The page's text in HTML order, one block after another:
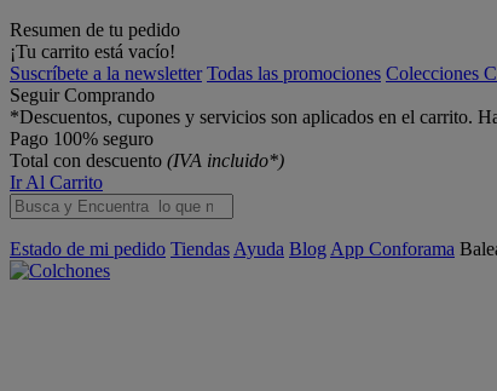
Resumen de tu pedido
¡Tu carrito está vacío!
Suscríbete a la newsletter Todas las promociones Colecciones
Seguir Comprando
*Descuentos, cupones y servicios son aplicados en el carrito.
Pago 100% seguro
Total con descuento (IVA incluido*)
Ir Al Carrito
Estado de mi pedido Tiendas Ayuda Blog App Conforama